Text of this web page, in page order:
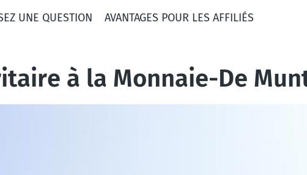
UNE QUESTION AVANTAGES POUR LES AFFILIÉS
à la Monnaie-De